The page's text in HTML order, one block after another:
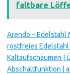
faltbare
Arendo – Edelstahl
rostfreies
Kaltaufschäumen |
Abschaltfunktion |